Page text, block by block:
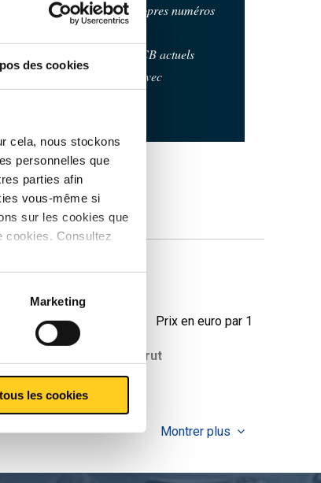
des cookies
cela, nous stockons
personnelles que
parties afin
vous-même si
sur les cookies que
cookies. Consultez
Marketing
les cookies
Commandez avec vos propres numéros
Calculez avec les prix MCB actuels
Suivez votre commande avec
0
Prix en euro par 1
Prix brut
Montrer plus